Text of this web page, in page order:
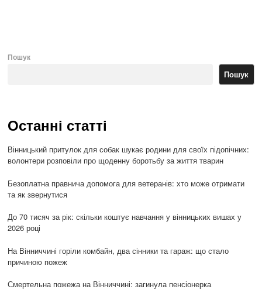
Пошук
Пошук
Останні статті
Вінницький притулок для собак шукає родини для своїх підопічних:
волонтери розповіли про щоденну боротьбу за життя тварин
Безоплатна правнича допомога для ветеранів: хто може отримати
та як звернутися
До 70 тисяч за рік: скільки коштує навчання у вінницьких вишах у
2026 році
На Вінниччині горіли комбайн, два сінники та гараж: що стало
причиною пожеж
Смертельна пожежа на Вінниччині: загинула пенсіонерка